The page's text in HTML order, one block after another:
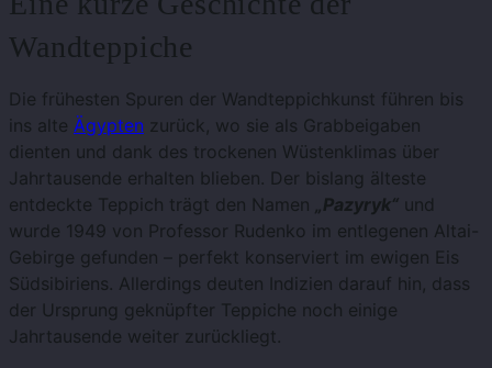
Wandteppiche
Die frühesten Spuren der Wandteppichkunst führen bis
ins alte Ägypten zurück, wo sie als Grabbeigaben
dienten und dank des trockenen Wüstenklimas über
Jahrtausende erhalten blieben. Der bislang älteste
entdeckte Teppich trägt den Namen „Pazyryk“ und
wurde 1949 von Professor Rudenko im entlegenen Altai-
Gebirge gefunden – perfekt konserviert im ewigen Eis
Südsibiriens. Allerdings deuten Indizien darauf hin, dass
der Ursprung geknüpfter Teppiche noch einige
Jahrtausende weiter zurückliegt.